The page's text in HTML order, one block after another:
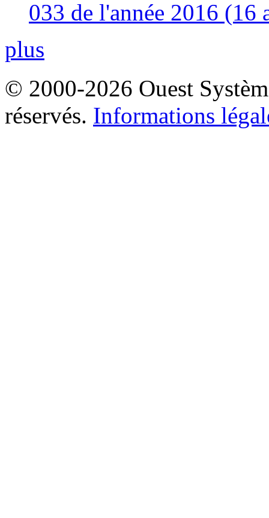
033 de l'année 2016 (16
plus
© 2000-2026 Ouest
réservés. Informations